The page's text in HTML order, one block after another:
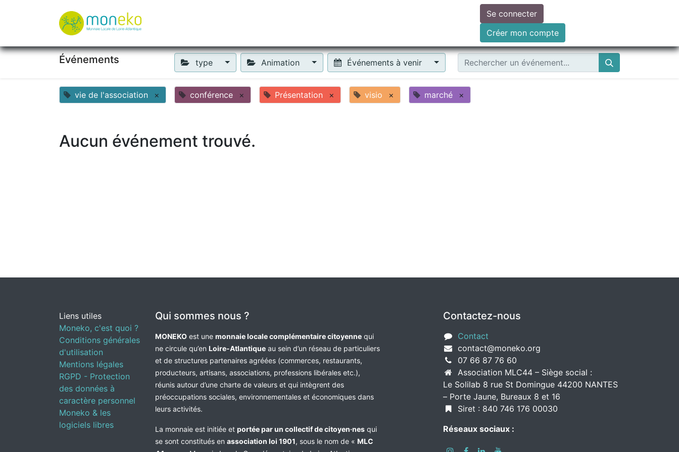
Faire un don
Se connecter
Créer mon compte
Événements type Animation Événements à venir
vie de l'association × conférence × Présentation × visio × marché ×
Aucun événement trouvé.
Liens utiles
Moneko, c'est quoi ?
Conditions générales
d'utilisation
Mentions légales
RGPD - Protection
des données à
caractère personnel
Moneko & les
logiciels libres
Qui sommes nous ?
MONEKO est une monnaie locale complémentaire citoyenne qui
ne circule qu’en Loire-Atlantique au sein d’un réseau de particuliers
et de structures partenaires agréées (commerces, restaurants,
producteurs, artisans, associations, professions libérales etc.),
réunis autour d’une charte de valeurs et qui intègrent des
préoccupations sociales, environnementales et économiques dans
leurs activités.
La monnaie est initiée et portée par un collectif de citoyen·nes qui
se sont constitués en association loi 1901, sous le nom de « MLC
Contactez-nous
Contact
contact@moneko.org
07 66 87 76 60
Association MLC44 – Siège social :
Le Solilab 8 rue St Domingue 44200 NANTES
– Porte Jaune, Bureaux 8 et 16
Siret : 840 746 176 00030
Réseaux sociaux :